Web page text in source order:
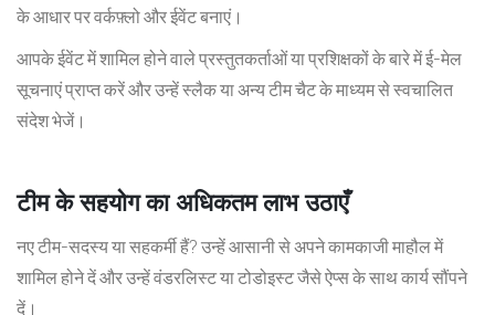
के आधार पर वर्कफ़्लो और ईवेंट बनाएं।
आपके ईवेंट में शामिल होने वाले प्रस्तुतकर्ताओं या प्रशिक्षकों के बारे में ई-मेल
सूचनाएं प्राप्त करें और उन्हें स्लैक या अन्य टीम चैट के माध्यम से स्वचालित
संदेश भेजें।
टीम के सहयोग का अधिकतम लाभ उठाएँ
नए टीम-सदस्य या सहकर्मी हैं? उन्हें आसानी से अपने कामकाजी माहौल में
शामिल होने दें और उन्हें वंडरलिस्ट या टोडोइस्ट जैसे ऐप्स के साथ कार्य सौंपने
दें।